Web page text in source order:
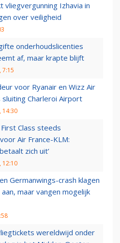
vliegvergunning Izhavia in
over veiligheid
onderhoudslicenties
af, maar krapte blijft
7:15
voor Ryanair en Wizz Air
Charleroi Airport
14:30
Class steeds
Air France-KLM:
zich uit’
12:10
Germanwings-crash klagen
maar vangen mogelijk
wereldwijd onder